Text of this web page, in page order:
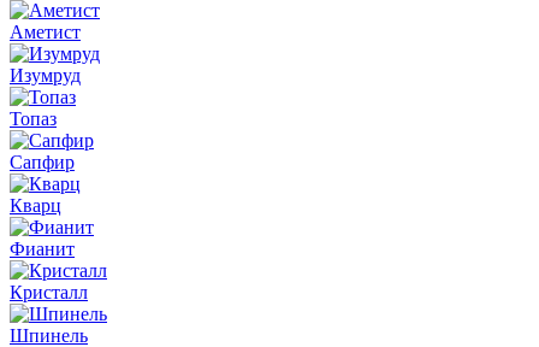
Аметист
Изумруд
Топаз
Сапфир
Кварц
Фианит
Кристалл
Шпинель